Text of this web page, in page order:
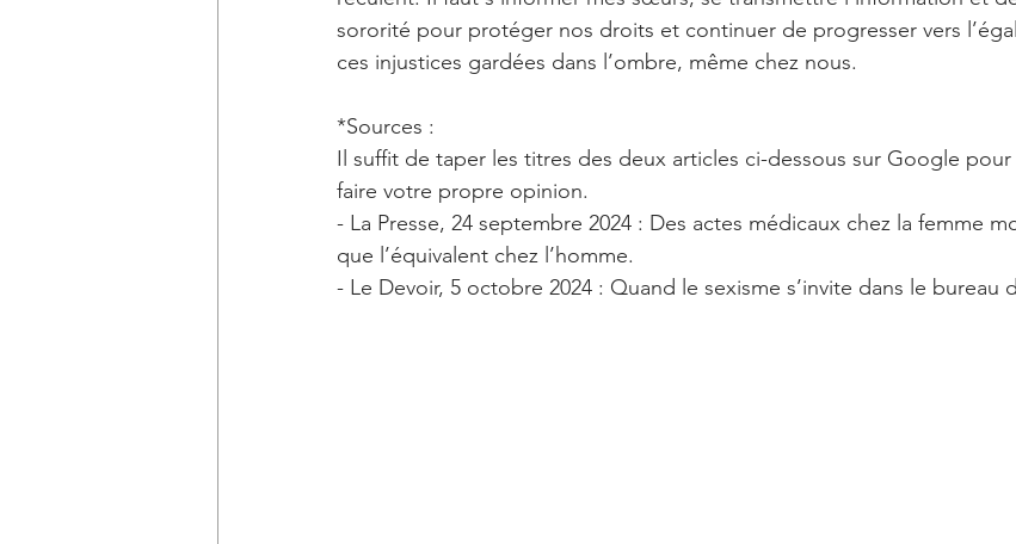
sororité pour protéger nos droits et continuer de progresser vers
ces injustices gardées dans l’ombre, même chez nous.
*Sources :
Il suffit de taper les titres des deux articles ci-dessous sur Google
faire votre propre opinion.
- La Presse, 24 septembre 2024 : Des actes médicaux chez la femme
que l’équivalent chez l’homme.
- Le Devoir, 5 octobre 2024 : Quand le sexisme s’invite dans le bureau